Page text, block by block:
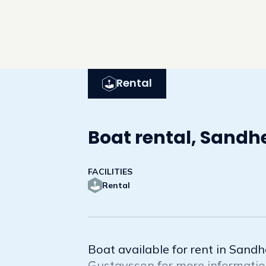
Rental
Boat rental,
FACILITIES
Rental
Boat available for rent in